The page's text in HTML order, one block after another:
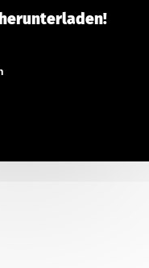
herunterladen!